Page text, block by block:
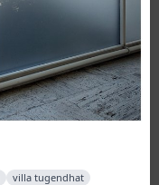
villa tugendhat